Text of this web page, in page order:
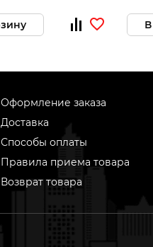
Оформление заказа
Доставка
Способы оплаты
Правила приема товара
Возврат товара